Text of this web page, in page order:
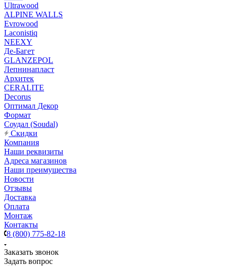
Ultrawood
ALPINE WALLS
Evrowood
Laconistiq
NEEXY
Де-Багет
GLANZEPOL
Лепнинапласт
Архитек
CERALITE
Decorus
Оптимал Декор
Формат
Соудал (Soudal)
Скидки
Компания
Наши реквизиты
Адреса магазинов
Наши преимущества
Новости
Отзывы
Доставка
Оплата
Монтаж
Контакты
8 (800) 775-82-18
Заказать звонок
Задать вопрос